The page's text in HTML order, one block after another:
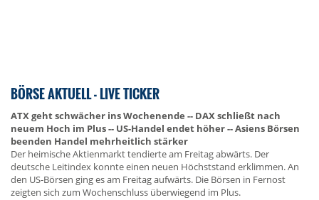
BÖRSE AKTUELL - LIVE TICKER
ATX geht schwächer ins Wochenende -- DAX schließt nach
neuem Hoch im Plus -- US-Handel endet höher -- Asiens Börsen
beenden Handel mehrheitlich stärker
Der heimische Aktienmarkt tendierte am Freitag abwärts. Der
deutsche Leitindex konnte einen neuen Höchststand erklimmen. An
den US-Börsen ging es am Freitag aufwärts. Die Börsen in Fernost
zeigten sich zum Wochenschluss überwiegend im Plus.